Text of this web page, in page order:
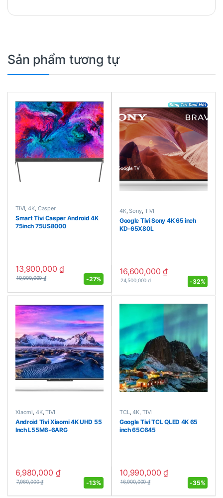
Sản phẩm tương tự
TIVI,4K, Casper
Smart Tivi Casper Android 4K
75inch 75US8000
13,900,000₫
19,000,000₫ -27%
4K,Sony, TIVI
Google Tivi Sony 4K 65 inch
KD-65X80L
16,600,000₫
24,500,000₫ -32%
Xiaomi 4K,TIVI
Android Tivi Xiaomi 4K UHD 55
Inch L55M6-6ARG
6,980,000 ₫
7,980,000₫ -13%
TCL ,4K TIVI
Google Tivi TCL QLED 4K 65
inch 65C645
10,990,000₫
16,900,000₫ -35%